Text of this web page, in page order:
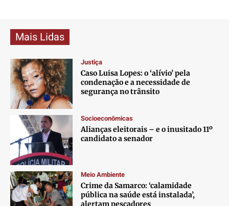
Mais Lidas
Justiça
Caso Luisa Lopes: o ‘alívio’ pela
condenação e a necessidade de
segurança no trânsito
Socioeconômicas
Alianças eleitorais – e o inusitado 11º
candidato a senador
Meio Ambiente
Crime da Samarco: ‘calamidade
pública na saúde está instalada’,
alertam pescadores